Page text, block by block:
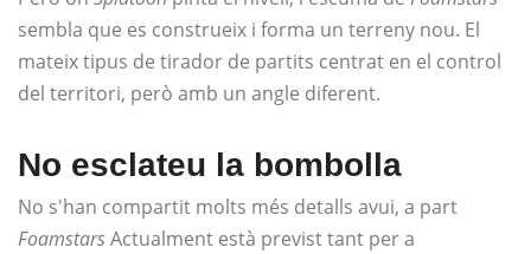
sembla que es construeix i forma un terreny nou. El
mateix tipus de tirador de partits centrat en el control
del territori, però amb un angle diferent.
No esclateu la bombolla
No s'han compartit molts més detalls avui, a part
FoamstarsActualment està previst tant per a